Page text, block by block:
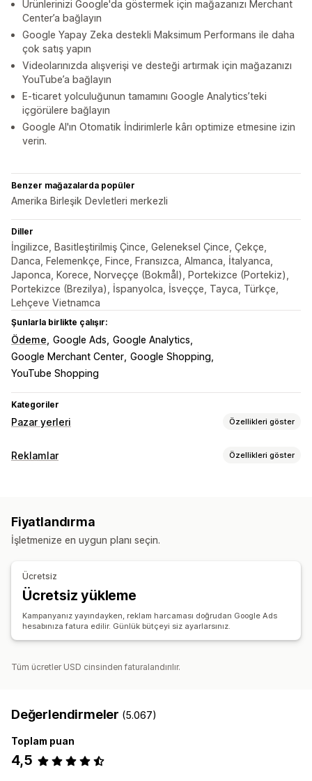
Ürünlerinizi Google'da göstermek için mağazanızı Merchant
Center’a bağlayın
Google Yapay Zeka destekli Maksimum Performans ile daha
çok satış yapın
Videolarınızda alışverişi ve desteği artırmak için mağazanızı
YouTube’a bağlayın
E-ticaret yolculuğunun tamamını Google Analytics’teki
içgörülere bağlayın
Google AI'ın Otomatik İndirimlerle kârı optimize etmesine izin
verin.
Benzer mağazalarda popüler
Amerika Birleşik Devletleri merkezli
Diller
İngilizce, Basitleştirilmiş Çince, Geleneksel Çince, Çekçe,
Danca, Felemenkçe, Fince, Fransızca, Almanca, İtalyanca,
Japonca, Korece, Norveççe (Bokmål), Portekizce (Portekiz),
Portekizce (Brezilya), İspanyolca, İsveççe, Tayca, Türkçe,
Lehçeve Vietnamca
Şunlarla birlikte çalışır:
Ödeme Google Ads Google Analytics
Google Merchant Center Google Shopping
YouTube Shopping
Kategoriler
Pazar yerleri Özellikleri göster
Liste kaydı yönetimi
Envanter senkronizasyonu
Reklamlar Özellikleri göster
Etkinlik bazında Yapay zeka hedeflemesi
Yeniden hedefleme
Kampanya yönetimi
Yapay zeka optimizasyonu
Yapay zekayla üretilen görseller ve videolar
Web Sitesi Video reklamlar
Performans takibi Reklam harcaması
Fiyatlandırma
İşletmenize en uygun planı seçin.
Ücretsiz
Ücretsiz yükleme
Kampanyanız yayındayken, reklam harcaması doğrudan Google Ads
hesabınıza fatura edilir. Günlük bütçeyi siz ayarlarsınız.
Tüm ücretler USD cinsinden faturalandırılır.
Değerlendirmeler (5.067)
Toplam puan
4,5